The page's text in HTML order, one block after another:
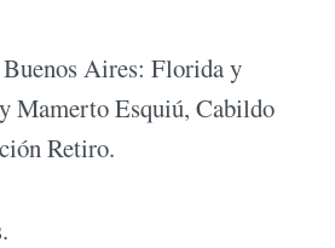
Buenos Aires: Florida y
Mamerto Esquiú, Cabildo
Retiro.